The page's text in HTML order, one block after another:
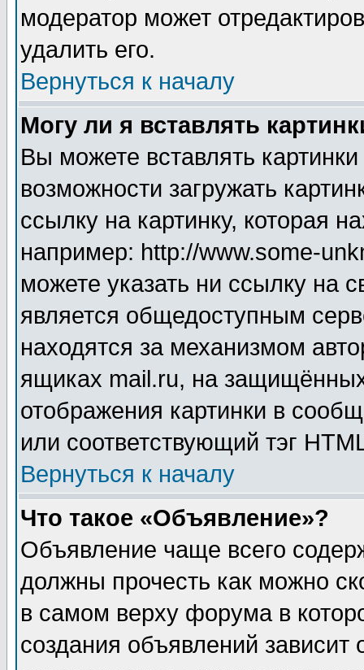
модератор может
удалить его.
Вернуться к началу
Могу ли я вставлять
Вы можете вставлять
возможности загружать
ссылку на картинку, которая
например: http://www.some-
можете указать ни ссылку на
является общедоступным
находятся за механизмом
ящиках mail.ru, на
отображения картинки в
или соответствующий тэг
Вернуться к началу
Что такое «Объявление»?
Объявление чаще всего
должны прочесть как можно
в самом верху форума в
создания объявлений зависит